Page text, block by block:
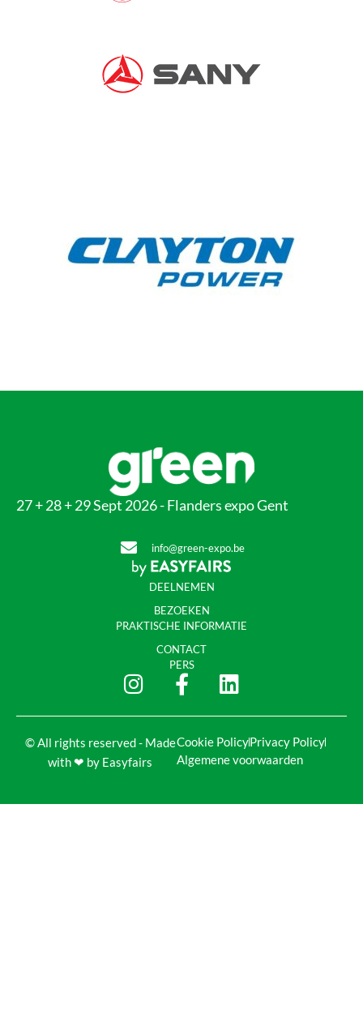
27 + 28 + 29 Sept 2026 - Flanders expo Gent
info@green-expo.be
DEELNEMEN
BEZOEKEN
PRAKTISCHE INFORMATIE
CONTACT
PERS
© All rights reserved - Made
with ❤ by Easyfairs
Cookie PolicyPrivacy Policy
Algemene voorwaarden